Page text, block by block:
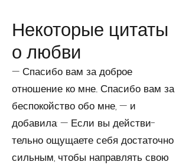
Некоторые цитаты
о любви
— Спасибо вам за доброе
отношение ко мне... Спасибо вам за
беспокойство обо мне, — и
добавила: — Если вы дей­с­тви­
тельно ощущаете себя достаточно
сильным, чтобы направлять свою